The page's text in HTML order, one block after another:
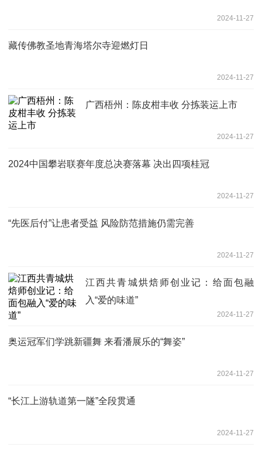
2024-11-27
藏传佛教圣地青海塔尔寺迎燃灯日
2024-11-27
广西梧州：陈皮柑丰收 分拣装运上市
2024-11-27
2024中国攀岩联赛年度总决赛落幕 决出四项桂冠
2024-11-27
“先医后付”让患者受益 风险防范措施仍需完善
2024-11-27
江西共青城烘焙师创业记：给面包融
入“爱的味道”
2024-11-27
奥运冠军们学跳新疆舞 来看潘展乐的“舞姿”
2024-11-27
“长江上游轨道第一隧”全段贯通
2024-11-27